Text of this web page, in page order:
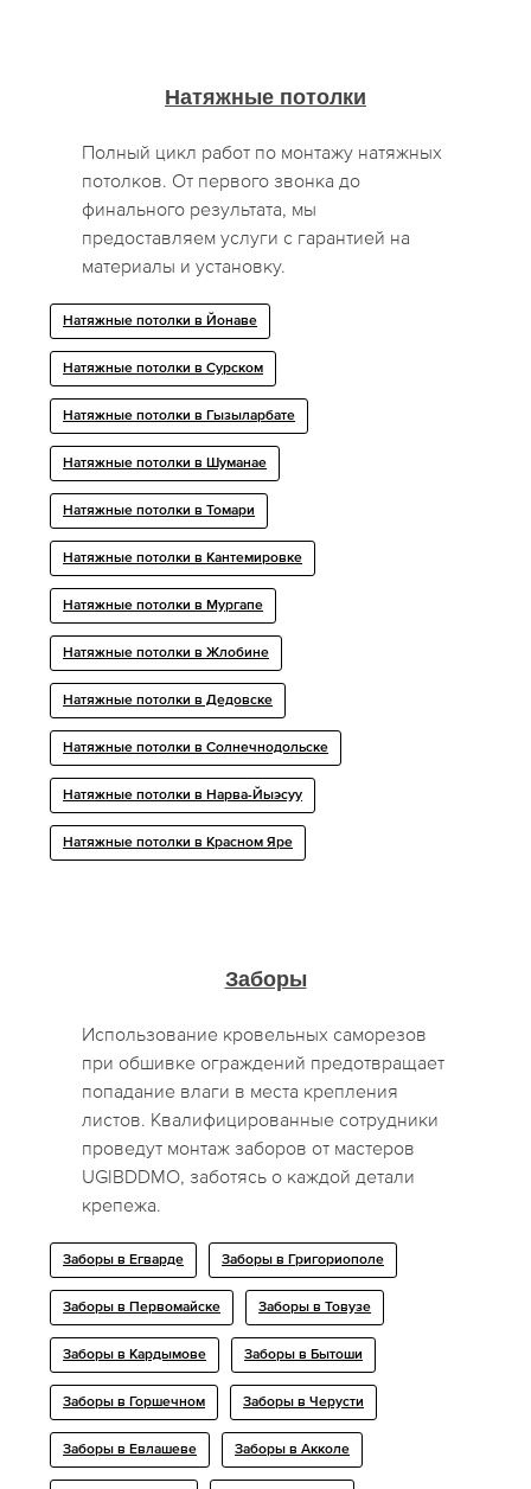
Натяжные потолки
Полный цикл работ по монтажу натяжных
потолков. От первого звонка до
финального результата, мы
предоставляем услуги с гарантией на
материалы и установку.
Натяжные потолки в Йонаве
Натяжные потолки в Сурском
Натяжные потолки в Гызыларбате
Натяжные потолки в Шуманае
Натяжные потолки в Томари
Натяжные потолки в Кантемировке
Натяжные потолки в Мургапе
Натяжные потолки в Жлобине
Натяжные потолки в Дедовске
Натяжные потолки в Солнечнодольске
Натяжные потолки в Нарва-Йыэсуу
Натяжные потолки в Красном Яре
Заборы
Использование кровельных саморезов
при обшивке ограждений предотвращает
попадание влаги в места крепления
листов. Квалифицированные сотрудники
проведут монтаж заборов от мастеров
UGIBDDMO, заботясь о каждой детали
крепежа.
Заборы в Егварде Заборы в Григориополе
Заборы в Первомайске Заборы в Товузе
Заборы в Кардымове Заборы в Бытоши
Заборы в Горшечном Заборы в Черусти
Заборы в Евлашеве Заборы в Акколе